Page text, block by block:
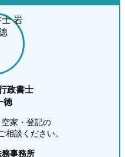
政書士
徳
家・登記の
相談ください。
事務所